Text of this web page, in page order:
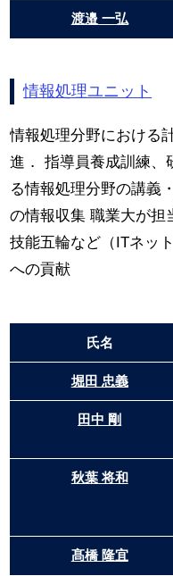
渡邉 一弘
情報処理ユニット
情報処理分野における
進． 指導員養成訓練、
る情報処理分野の講義
の情報収集 職業大が担
技能五輪など（ITネッ
への貢献
氏名
堀田 忠義
田中 剛
秋葉 将和
髙橋 隆宜